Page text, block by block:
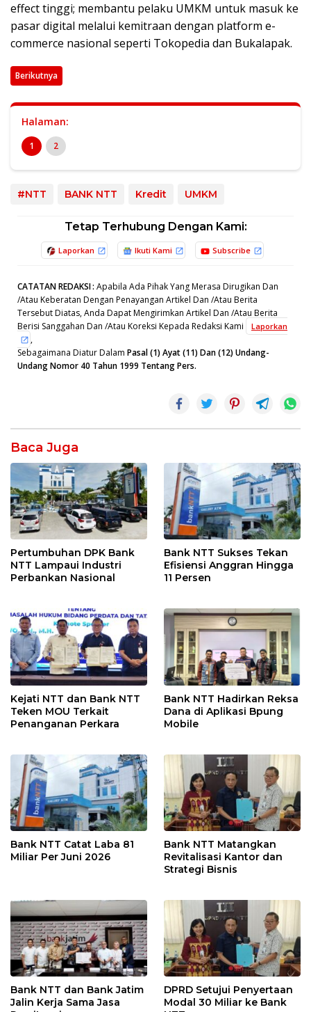
effect tinggi; membantu pelaku UMKM untuk masuk ke
pasar digital melalui kemitraan dengan platform e-
commerce nasional seperti Tokopedia dan Bukalapak.
Berikutnya
Halaman:
1 2
#NTT BANK NTT Kredit UMKM
Tetap Terhubung Dengan Kami:
Laporkan Ikuti Kami Subscribe
CATATAN REDAKSI: Apabila Ada Pihak Yang Merasa Dirugikan Dan
/Atau Keberatan Dengan Penayangan Artikel Dan /Atau Berita
Tersebut Diatas, Anda Dapat Mengirimkan Artikel Dan /Atau Berita
Berisi Sanggahan Dan /Atau Koreksi Kepada Redaksi Kami
Laporkan
,
Sebagaimana Diatur Dalam Pasal (1) Ayat (11) Dan (12) Undang-
Undang Nomor 40 Tahun 1999 Tentang Pers.
Baca Juga
Pertumbuhan DPK Bank
NTT Lampaui Industri
Perbankan Nasional
Bank NTT Sukses Tekan
Efisiensi Anggran Hingga
11 Persen
Kejati NTT dan Bank NTT
Teken MOU Terkait
Penanganan Perkara
Bank NTT Hadirkan Reksa
Dana di Aplikasi Bpung
Mobile
Bank NTT Catat Laba 81
Miliar Per Juni 2026
Bank NTT Matangkan
Revitalisasi Kantor dan
Strategi Bisnis
Bank NTT dan Bank Jatim
Jalin Kerja Sama Jasa
DPRD Setujui Penyertaan
Modal 30 Miliar ke Bank